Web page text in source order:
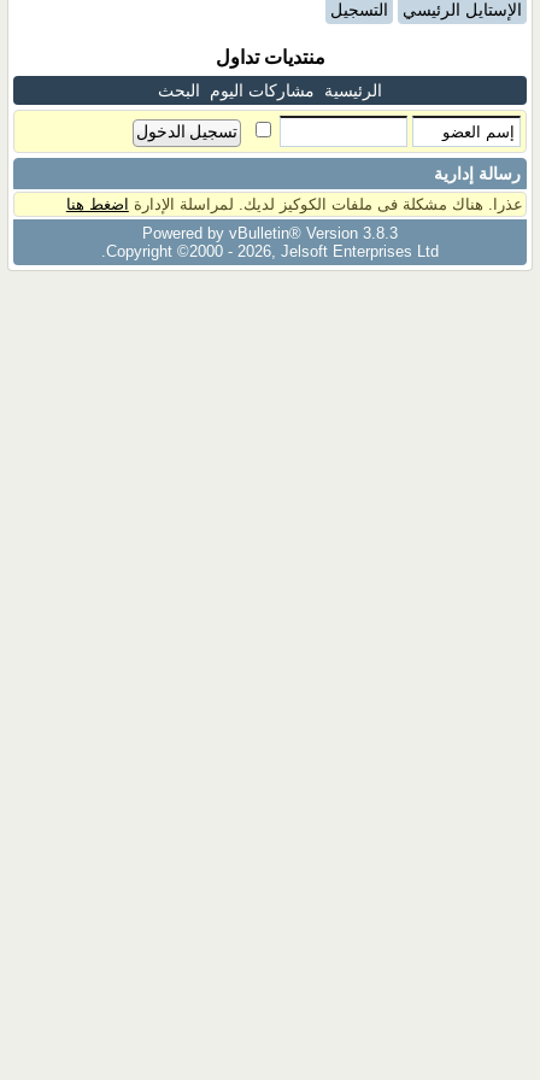
الإستايل الرئيسي التسجيل
منتديات تداول
الرئيسية مشاركات اليوم البحث
رسالة إدارية
عذرا. هناك مشكلة فى ملفات الكوكيز لديك. لمراسلة الإدارة اضغط هنا
Powered by vBulletin® Version 3.8.3
Copyright ©2000 - 2026, Jelsoft Enterprises Ltd.